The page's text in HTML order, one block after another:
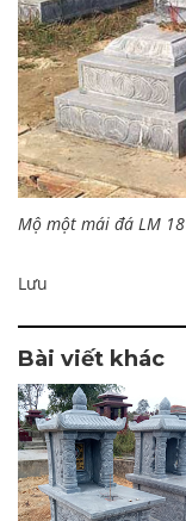
Mộ một mái đá LM 18
Lưu
Bài viết khác